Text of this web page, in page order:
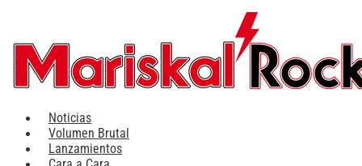
contenido
Noticias
Volumen Brutal
Lanzamientos